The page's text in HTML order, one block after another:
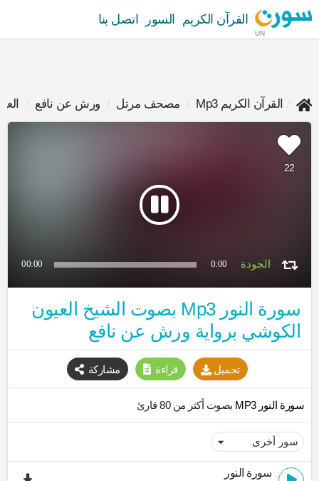
UN
القرآن الكريم السور اتصل بنا
القرآن الكريم Mp3 مصحف مرتل ورش عن نافع
22
00:00 0:00
سورة النور Mp3 بصوت الشيخ العيون
الكوشي برواية ورش عن نافع
تحميل قراءة مشاركة
سورة النور MP3 بصوت أكثر من 80 قارئ
سورة النور